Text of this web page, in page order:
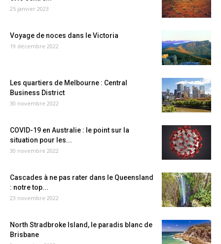
25 janvier 2023
Voyage de noces dans le Victoria
19 décembre 2022
Les quartiers de Melbourne : Central
Business District
30 novembre 2022
COVID-19 en Australie : le point sur la
situation pour les...
30 novembre 2022
Cascades à ne pas rater dans le Queensland
: notre top...
23 novembre 2022
North Stradbroke Island, le paradis blanc de
Brisbane